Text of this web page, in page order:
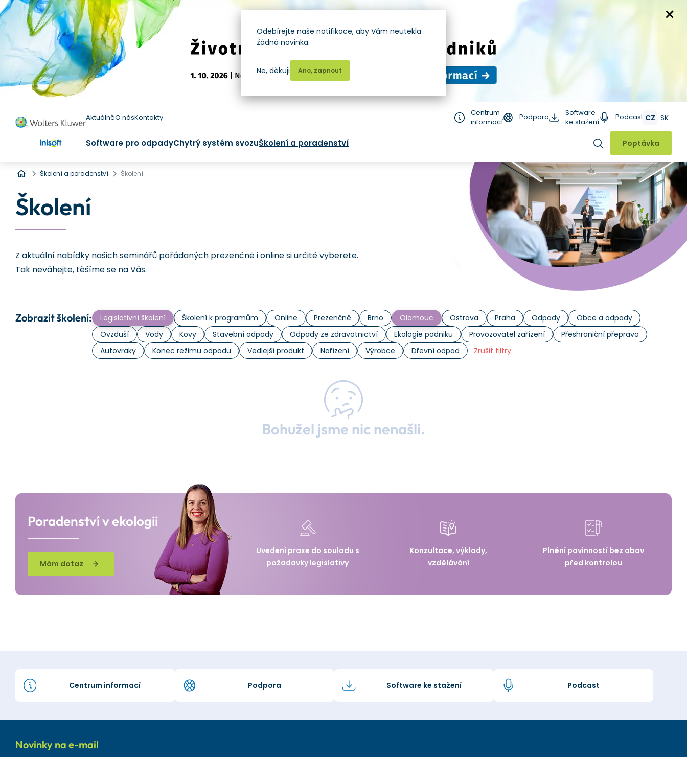
AktuálněO násKontakty
Centrum
informací
Podpora
Software
ke stažení
Podcast CZ SK
Software pro odpadyChytrý systém svozuŠkolení a poradenství Hledat
Poptávka
Úvod
Školení a poradenství Školení
Školení
Z aktuální nabídky našich seminářů pořádaných prezenčně i online si určitě vyberete.
Tak neváhejte, těšíme se na Vás.
Zobrazit školení: Legislativní školení Školení k programům Online Prezenčně Brno Olomouc Ostrava Praha Odpady
Obce a odpady
Ovzduší
Vody Kovy Stavební odpady Odpady ze zdravotnictví Ekologie podniku Provozovatel zařízení
Přeshraniční přeprava
Autovraky
Konec režimu odpadu Vedlejší produkt Nařízení Výrobce Dřevní odpad Zrušit filtry
Bohužel jsme nic nenašli.
Poradenství v ekologii
Mám dotaz
Uvedení praxe do souladu s
požadavky legislativy
Konzultace, výklady,
vzdělávání
Plnění povinností bez obav
před kontrolou
Centrum informací Podpora Software ke stažení Podcast
Novinky na e-mail
Odebírejte naše notifikace, aby Vám neutekla
žádná novinka.
Ano, zapnout
Ne, děkuji